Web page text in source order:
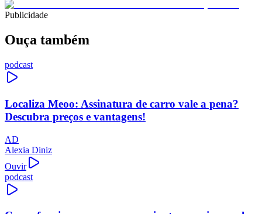
Publicidade
Ouça também
podcast
Localiza Meoo: Assinatura de carro vale a pena?
Descubra preços e vantagens!
AD
Alexia Diniz
Ouvir
podcast